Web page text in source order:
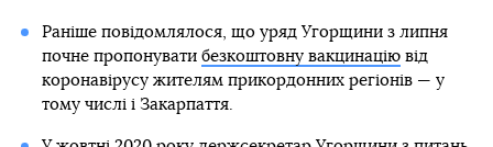
Раніше повідомлялося, що уряд Угорщини з липня
почне пропонувати безкоштовну вакцинаціювід
коронавірусу жителям прикордонних регіонів — у
тому числі і Закарпаття.